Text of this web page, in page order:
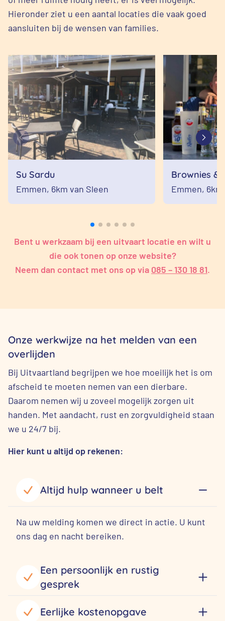
Hieronder ziet u een aantal locaties die vaak goed
aansluiten bij de wensen van families.
Su Sardu
Emmen, 6km van Sleen
Brownies &
Emmen,
Bent u werkzaam bij een uitvaart locatie en wilt u
die ook tonen op onze website?
Neem dan contact met ons op via 085 – 130 18 81.
Onze werkwijze na het melden van een
overlijden
Bij Uitvaartland begrijpen we hoe moeilijk het is om
afscheid te moeten nemen van een dierbare.
Daarom nemen wij u zoveel mogelijk zorgen uit
handen. Met aandacht, rust en zorgvuldigheid staan
we u 24/7 bij.
Hier kunt u altijd op rekenen:
Altijd hulp wanneer u belt
Na uw melding komen we direct in actie. U kunt
ons dag en nacht bereiken.
Een persoonlijk en rustig
gesprek
Eerlijke kostenopgave